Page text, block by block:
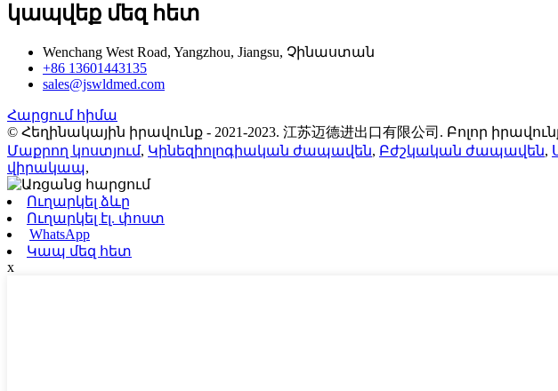
կապվեք մեզ հետ
Wenchang West Road, Yangzhou, Jiangsu, Չինաստան
+86 13601443135
sales@jswldmed.com
Հարցում հիմա
© Հեղինակային իրավունք - 2021-2023. 江苏迈德进出口有限公司. Բոլոր
Մաքրող կոստյում, Կինեզիոլոգիական ժապավեն, Բժշկական ժապավեն,
վիրակապ,
Ուղարկել ձևը
Ուղարկել էլ. փոստ
WhatsApp
Կապ մեզ հետ
x